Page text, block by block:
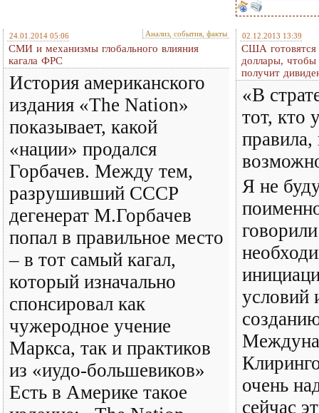
24.01.2014 05:06 Анализ, события, факты
СМИ и механизмы глобального влияния
кагала ФРС
История американского
издания «The Nation»
показывает, какой
«нации» продался
Горбачев. Между тем,
разрушивший СССР
дегенерат М.Горбачев
попал в правильное место
– в тот самый кагал,
который изначально
спонсировал как
чужеродное учение
Маркса, так и практиков
из «иудо-большевиков»
Есть в Америке такое
02.12.2013 13:39
США готовятся
доллары, чтобы
получит
«В
тот, кто
правила,
Я не
условий
очень
сейчас